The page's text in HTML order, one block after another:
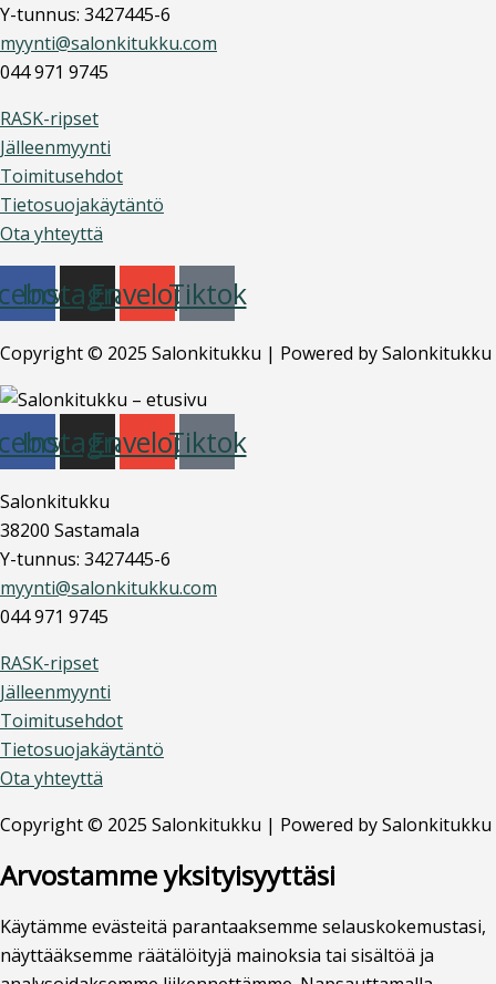
Y-tunnus: 3427445-6
myynti@salonkitukku.com
044 971 9745
RASK-ripset
Jälleenmyynti
Toimitusehdot
Tietosuojakäytäntö
Ota yhteyttä
Instagram
EnvelopeTiktok
Copyright © 2025 Salonkitukku | Powered by Salonkitukku
Instagram
EnvelopeTiktok
Salonkitukku
38200 Sastamala
Y-tunnus: 3427445-6
myynti@salonkitukku.com
044 971 9745
RASK-ripset
Jälleenmyynti
Toimitusehdot
Tietosuojakäytäntö
Ota yhteyttä
Copyright © 2025 Salonkitukku | Powered by Salonkitukku
Arvostamme yksityisyyttäsi
Käytämme evästeitä parantaaksemme selauskokemustasi,
näyttääksemme räätälöityjä mainoksia tai sisältöä ja